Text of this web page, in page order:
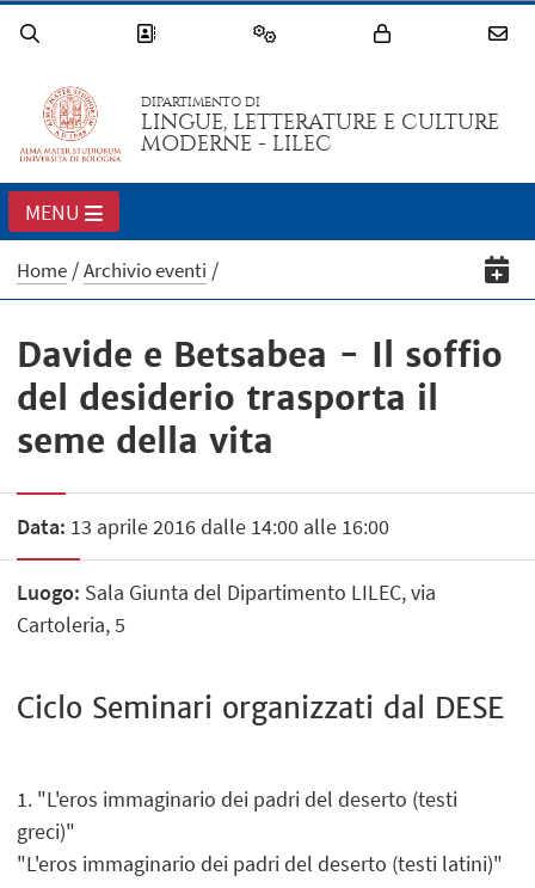
DIPARTIMENTO DI
LINGUE, LETTERATURE E CULTURE
MODERNE - LILEC
MENU
Home Archivio eventi
Davide e Betsabea - Il soffio
del desiderio trasporta il
seme della vita
Data: 13 aprile 2016 dalle 14:00 alle 16:00
Luogo: Sala Giunta del Dipartimento LILEC, via
Cartoleria, 5
Ciclo Seminari organizzati dal DESE
1. "L'eros immaginario dei padri del deserto (testi
greci)"
"L'eros immaginario dei padri del deserto (testi latini)"